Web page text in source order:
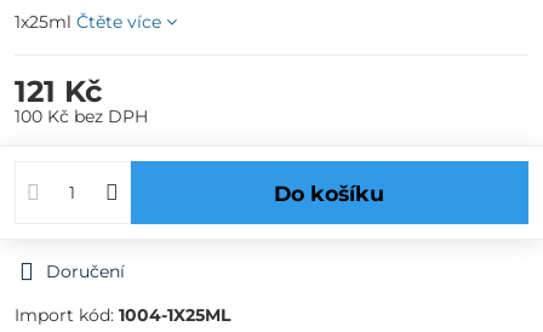
1x25ml Čtěte více
121 Kč
100 Kč bez DPH
Do košíku
Doručení
Import kód: 1004-1X25ML